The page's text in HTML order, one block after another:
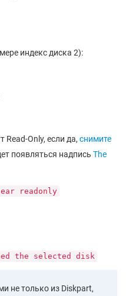
индекс диска 2):
Read-Only, если да, снимите
появляться надпись The
readonly
the selected disk
не только из Diskpart,